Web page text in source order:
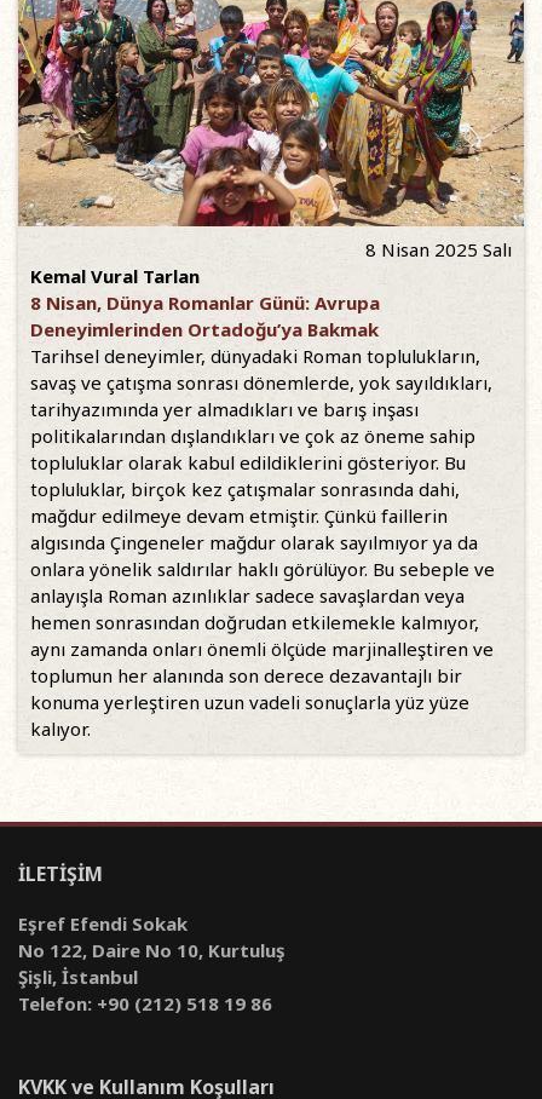
8 Nisan 2025 Salı
Kemal Vural Tarlan
8 Nisan, Dünya Romanlar Günü: Avrupa
Deneyimlerinden Ortadoğu’ya Bakmak
Tarihsel deneyimler, dünyadaki Roman toplulukların,
savaş ve çatışma sonrası dönemlerde, yok sayıldıkları,
tarihyazımında yer almadıkları ve barış inşası
politikalarından dışlandıkları ve çok az öneme sahip
topluluklar olarak kabul edildiklerini gösteriyor. Bu
topluluklar, birçok kez çatışmalar sonrasında dahi,
mağdur edilmeye devam etmiştir. Çünkü faillerin
algısında Çingeneler mağdur olarak sayılmıyor ya da
onlara yönelik saldırılar haklı görülüyor. Bu sebeple ve
anlayışla Roman azınlıklar sadece savaşlardan veya
hemen sonrasından doğrudan etkilemekle kalmıyor,
aynı zamanda onları önemli ölçüde marjinalleştiren ve
toplumun her alanında son derece dezavantajlı bir
konuma yerleştiren uzun vadeli sonuçlarla yüz yüze
kalıyor.
İLETİŞİM
Eşref Efendi Sokak
No 122, Daire No 10, Kurtuluş
Şişli, İstanbul
Telefon: +90 (212) 518 19 86
KVKK ve Kullanım Koşulları